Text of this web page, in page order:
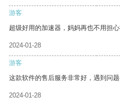
游客
超级好用的加速器，妈妈再也不用担心
2024-01-28
游客
这款软件的售后服务非常好，遇到问题
2024-01-28